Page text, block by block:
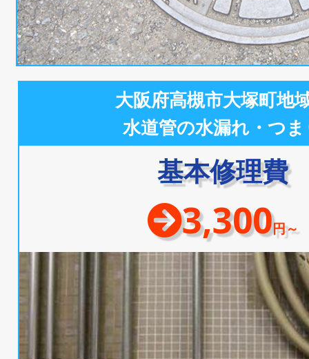
大阪府高槻市大塚町地
水道管の水漏れ・つ
基本修理費
3,300円～